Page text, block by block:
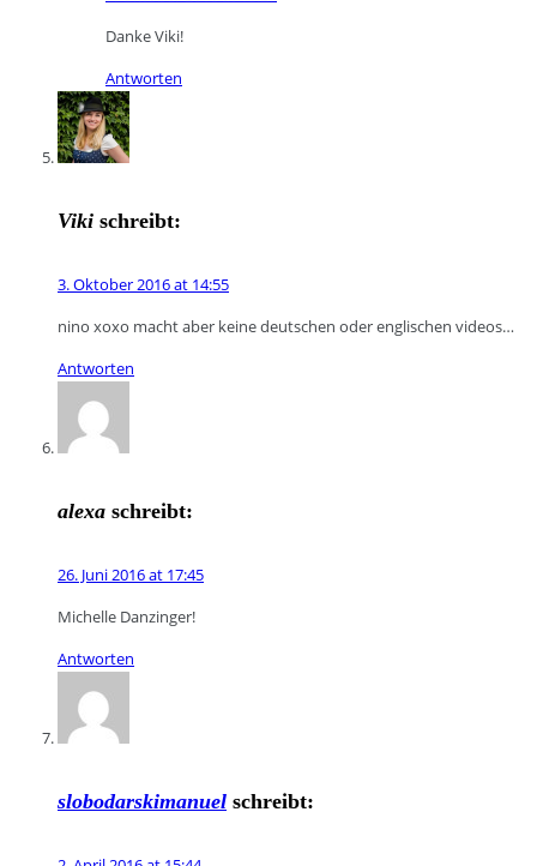
Danke Viki!
Antworten
Viki schreibt:
3. Oktober 2016 at 14:55
nino xoxo macht aber keine deutschen oder englischen videos…
Antworten
alexa schreibt:
26. Juni 2016 at 17:45
Michelle Danzinger!
Antworten
slobodarskimanuel schreibt: